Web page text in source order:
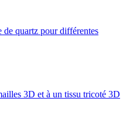
de quartz pour différentes
3D et à un tissu tricoté 3D